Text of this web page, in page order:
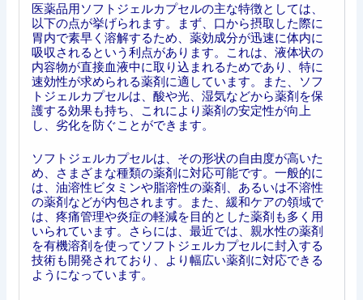
医薬品用ソフトジェルカプセルの主な特徴としては、
以下の点が挙げられます。まず、口から摂取した際に
胃内で素早く溶解するため、薬効成分が迅速に体内に
吸収されるという利点があります。これは、液体状の
内容物が直接血液中に取り込まれるためであり、特に
速効性が求められる薬剤に適しています。また、ソフ
トジェルカプセルは、酸や光、湿気などから薬剤を保
護する効果も持ち、これにより薬剤の安定性が向上
し、劣化を防ぐことができます。
ソフトジェルカプセルは、その形状の自由度が高いた
め、さまざまな種類の薬剤に対応可能です。一般的に
は、油溶性ビタミンや脂溶性の薬剤、あるいは不溶性
の薬剤などが内包されます。また、緩和ケアの領域で
は、疼痛管理や炎症の軽減を目的とした薬剤も多く用
いられています。さらには、最近では、親水性の薬剤
を有機溶剤を使ってソフトジェルカプセルに封入する
技術も開発されており、より幅広い薬剤に対応できる
ようになっています。